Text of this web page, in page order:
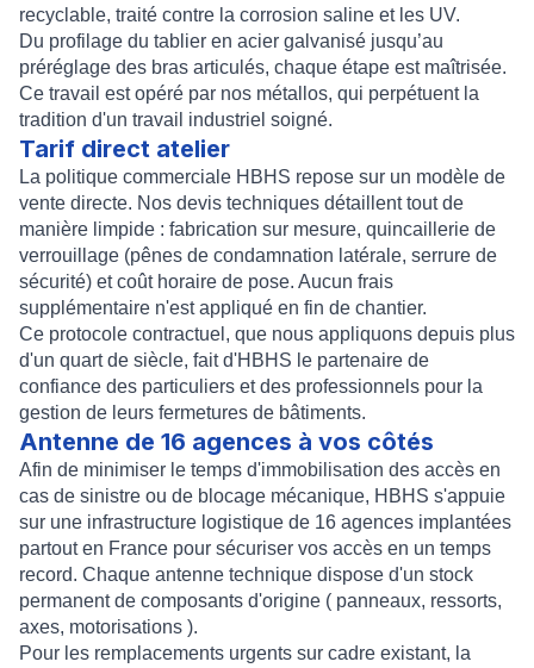
recyclable, traité contre la corrosion saline et les UV.
Du profilage du tablier en acier galvanisé jusqu’au
préréglage des bras articulés, chaque étape est maîtrisée.
Ce travail est opéré par nos métallos, qui perpétuent la
tradition d'un travail industriel soigné.
Tarif direct atelier
La politique commerciale HBHS repose sur un modèle de
vente directe. Nos devis techniques détaillent tout de
manière limpide : fabrication sur mesure, quincaillerie de
verrouillage (pênes de condamnation latérale, serrure de
sécurité) et coût horaire de pose. Aucun frais
supplémentaire n'est appliqué en fin de chantier.
Ce protocole contractuel, que nous appliquons depuis plus
d'un quart de siècle, fait d'HBHS le partenaire de
confiance des particuliers et des professionnels pour la
gestion de leurs fermetures de bâtiments.
Antenne de 16 agences à vos côtés
Afin de minimiser le temps d'immobilisation des accès en
cas de sinistre ou de blocage mécanique, HBHS s'appuie
sur une infrastructure logistique de 16 agences implantées
partout en France pour sécuriser vos accès en un temps
record. Chaque antenne technique dispose d'un stock
permanent de composants d'origine ( panneaux, ressorts,
axes, motorisations ).
Pour les remplacements urgents sur cadre existant, la